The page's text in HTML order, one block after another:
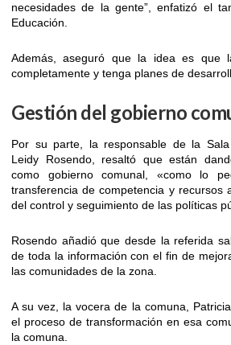
necesidades de la gente”, enfatizó el
Educación.
Además, aseguró que la idea es que
completamente y tenga planes de
Gestión del gobierno
Por su parte, la responsable de la
Leidy Rosendo, resaltó que están
como gobierno comunal, «como lo
transferencia de competencia y recursos
del control y seguimiento de las políticas
Rosendo añadió que desde la referida
de toda la información con el fin de
las comunidades de la zona.
A su vez, la vocera de la comuna,
el proceso de transformación en esa
la comuna.